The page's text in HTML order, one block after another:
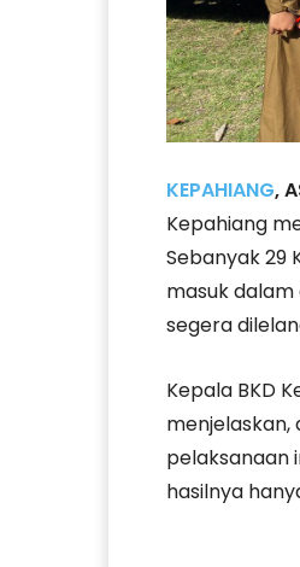
KEPAHIANG,
Kepahiang
Sebanyak 29
masuk
segera
Kepala BKD
menjelaskan,
pelaksanaan
hasilnya